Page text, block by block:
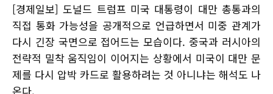
[경제일보] 도널드 트럼프 미국 대통령이 대만 총통과의
직접 통화 가능성을 공개적으로 언급하면서 미중 관계가
다시 긴장 국면으로 접어드는 모습이다. 중국과 러시아의
전략적 밀착 움직임이 이어지는 상황에서 미국이 대만 문
제를 다시 압박 카드로 활용하려는 것 아니냐는 해석도 나
온다.